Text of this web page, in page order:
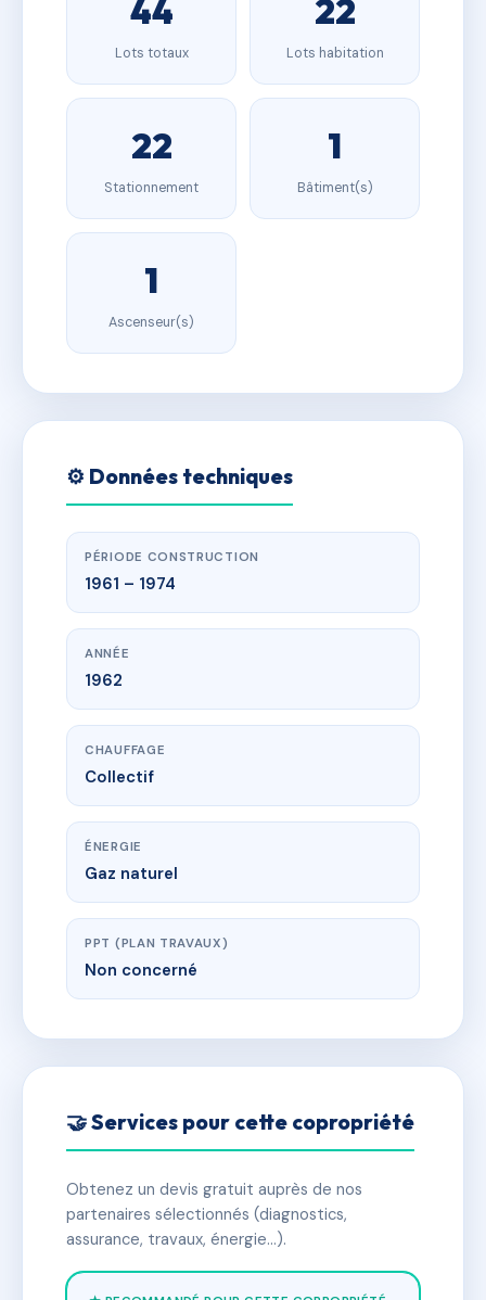
44
Lots totaux
22
Lots habitation
22
Stationnement
1
Bâtiment(s)
1
Ascenseur(s)
⚙️ Données techniques
PÉRIODE CONSTRUCTION
1961 – 1974
ANNÉE
1962
CHAUFFAGE
Collectif
ÉNERGIE
Gaz naturel
PPT (PLAN TRAVAUX)
Non concerné
🤝 Services pour cette copropriété
Obtenez un devis gratuit auprès de nos
partenaires sélectionnés (diagnostics,
assurance, travaux, énergie…).